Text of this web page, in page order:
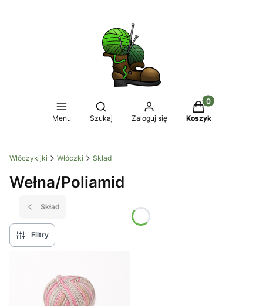
Menu
Otwórz wyszukiwarkę
Szukaj Zaloguj się
Produkty w
Koszyk
Włóczykijki Włóczki Skład
Wełna/Poliamid
Skład
Filtry